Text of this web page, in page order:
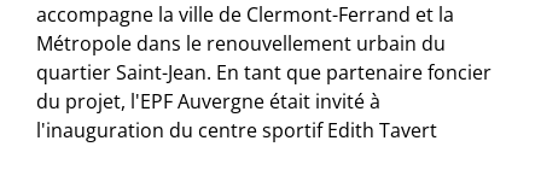
accompagne la ville de Clermont-Ferrand et la
Métropole dans le renouvellement urbain du
quartier Saint-Jean. En tant que partenaire foncier
du projet, l'EPF Auvergne était invité à
l'inauguration du centre sportif Edith Tavert